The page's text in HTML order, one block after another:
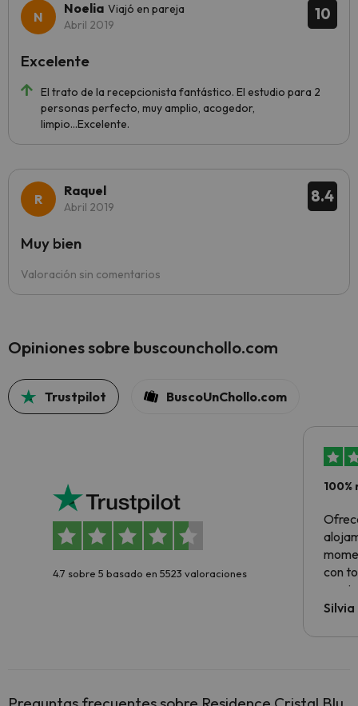
10
Noelia Viajó en pareja
Abril 2019
El trato de la recepcionista fantástico. El estudio para 2
personas perfecto, muy amplio, acogedor,
limpio...Excelente.
Excelente
8.4
Raquel
Abril 2019
Valoración sin comentarios
Muy bien
Opiniones sobre buscounchollo.com
Trustpilot BuscoUnChollo.com
4.7 sobre 5 basado en 5523 valoraciones
con